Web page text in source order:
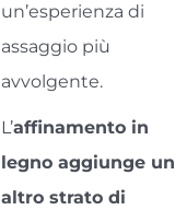
un’esperienza di
assaggio più
avvolgente.
L’affinamento in
legno aggiunge un
altro strato di